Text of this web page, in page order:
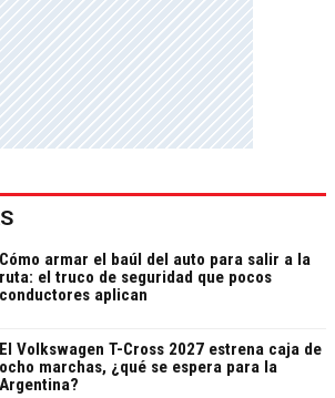
Cómo armar el baúl del auto para salir a la
ruta: el truco de seguridad que pocos
conductores aplican
El Volkswagen T-Cross 2027 estrena caja de
ocho marchas, ¿qué se espera para la
Argentina?